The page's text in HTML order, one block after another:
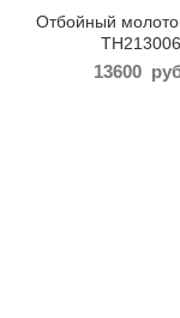
Отбойный
TH213006
13600